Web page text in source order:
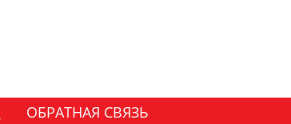
ОБРАТНАЯ СВЯЗЬ